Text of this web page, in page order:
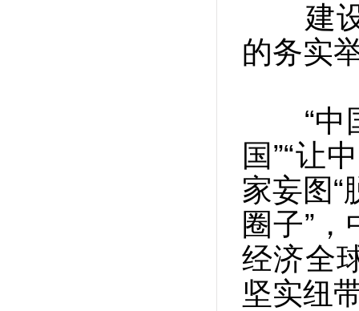
建设
的务实
“中国
国”“让
家妄图“
圈子”
经济全
坚实纽